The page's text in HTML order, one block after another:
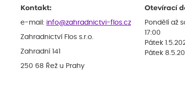
Kontakt:
e-mail: info@zahradnictvi-flos.cz
Zahradnictví Flos s.r.o.
Zahradní 141
250 68 Řež u Prahy
Otevírací
Pondělí až
17:00
Pátek
Pátek